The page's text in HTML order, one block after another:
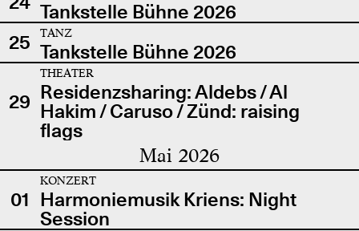
Tankstelle Bühne 2026
25
TANZ
Tankstelle Bühne 2026
29
THEATER
Residenzsharing: Aldebs / Al
Hakim / Caruso / Zünd: raising
flags
Mai 2026
01
KONZERT
Harmoniemusik Kriens: Night
Session